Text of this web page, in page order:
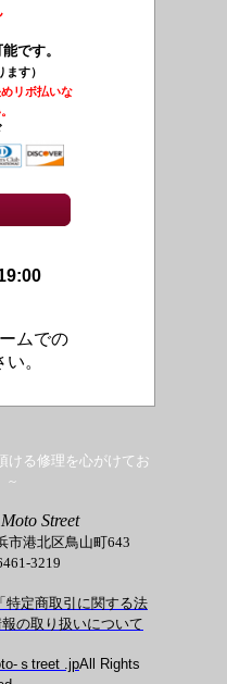
です。
ます）
リボ払いな
ムでの
。
ける修理を心がけてお
~
Moto Street
港北区鳥山町643
3219
「特定商取引に関する法
の取り扱いについて
ｓtreet .jpAll Rights